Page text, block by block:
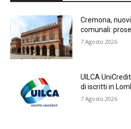
Cremona,
comunali:
7 Agosto 2026
UILCA
di iscritti in
7 Agosto 2026